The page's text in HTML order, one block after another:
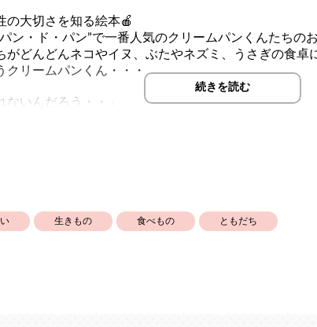
大切さを知る絵本🍎
ン・ド・パン”で一番人気のクリームパンくんたちのお
がどんどんネコやイヌ、ぶたやネズミ、うさぎの食
リームパンくん・・・
ないんだろう・・」
るところも見方を変えれば長所にすることもできます。
長する姿」を、お子様には「自立する心」を学んでい
続きを読む
生きもの 食べもの ともだち